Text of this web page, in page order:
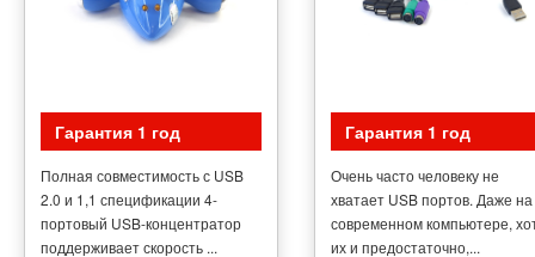
Гарантия 1 год
Полная совместимость с USB
2.0 и 1,1 спецификации 4-
портовый USB-концентратор
поддерживает скорость ...
Гарантия 1 год
Очень часто человеку не
хватает USB портов. Даже на
современном компьютере,
их и предостаточно,...